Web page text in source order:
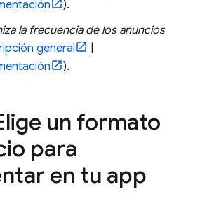
).
la frecuencia de los anuncios
general
).
un formato
para
en tu app